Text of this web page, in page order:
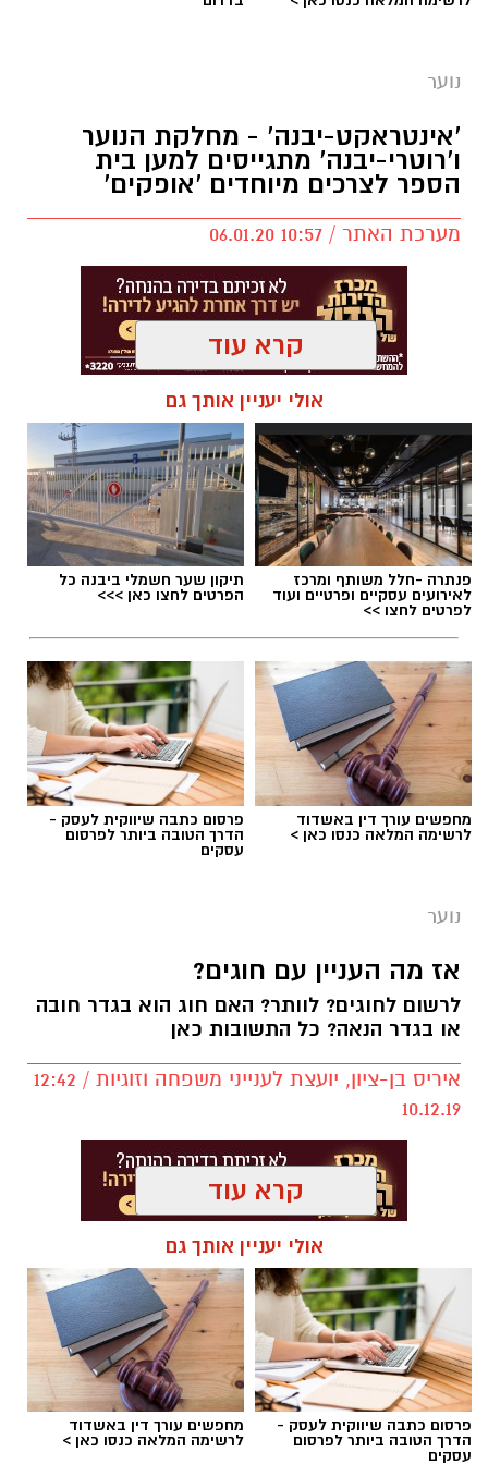
חדשותי? מצאתם טעות בכתבה? נשמח שתשתפו
אותנו
נוער
'אינטראקט-יבנה' - מחלקת הנוער
ו'רוטרי-יבנה' מתגייסים למען בית
הספר לצרכים מיוחדים 'אופקים'
מערכת האתר / 10:57 06.01.20
מועדון 'אינטראקט-יבנה' מורכב מבני-נוער הפועלים
למען הקהילה תחת הדרכת והכוונת מחלקת הנוער
- בהובלת ספיר ירקוני, 'רוטרי-יבנה' - בתיאום טל
מימרן. מהות המועדון היא פיתוח מנהיגות צעירה,
העצמה של בני הנוער ותרומה לקהילה בה הוא
פועל.
בית הספר לצרכים מיוחדים 'אופקים' ביבנה נפתח
בשנת הלימודים הנוכחית, בהנהלתדקלה
אזולאי-אסרף, והוא נותן מענה לתלמידים בכיתות
א'-ג׳ (ובהמשך לגילאים מתקדמים יותר) מיבנה
והסביבה.
.
לאחרונה התגייס המועדון למען בית הספר 'אופקים'
- והוביל מבצע התרמה של צעצועים ומשחקים
קרא עוד
אולי יעניין אותך גם
פנתרה -חלל משותף ומרכז
לאירועים עסקיים ופרטיים ועוד
לפרטים לחצו >>
תיקון שער חשמלי ביבנה כל
הפרטים לחצו כאן >>>
מחפשים עורך דין באשדוד
לרשימה המלאה כנסו כאן >
פרסום כתבה שיווקית לעסק -
הדרך הטובה ביותר לפרסום
עסקים
נוער
אז מה העניין עם חוגים?
לרשום לחוגים? לוותר? האם חוג הוא בגדר חובה
או בגדר הנאה? כל התשובות כאן
איריס בן-ציון, יועצת לענייני משפחה וזוגיות / 12:42
10.12.19
קרא עוד
אולי יעניין אותך גם
פרסום כתבה שיווקית לעסק -
הדרך הטובה ביותר לפרסום
עסקים
מחפשים עורך דין באשדוד
לרשימה המלאה כנסו כאן >